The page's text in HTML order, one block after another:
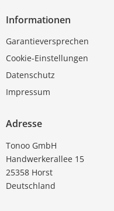
Informationen
Garantieversprechen
Cookie-Einstellungen
Datenschutz
Impressum
Adresse
Tonoo GmbH
Handwerkerallee 15
25358 Horst
Deutschland